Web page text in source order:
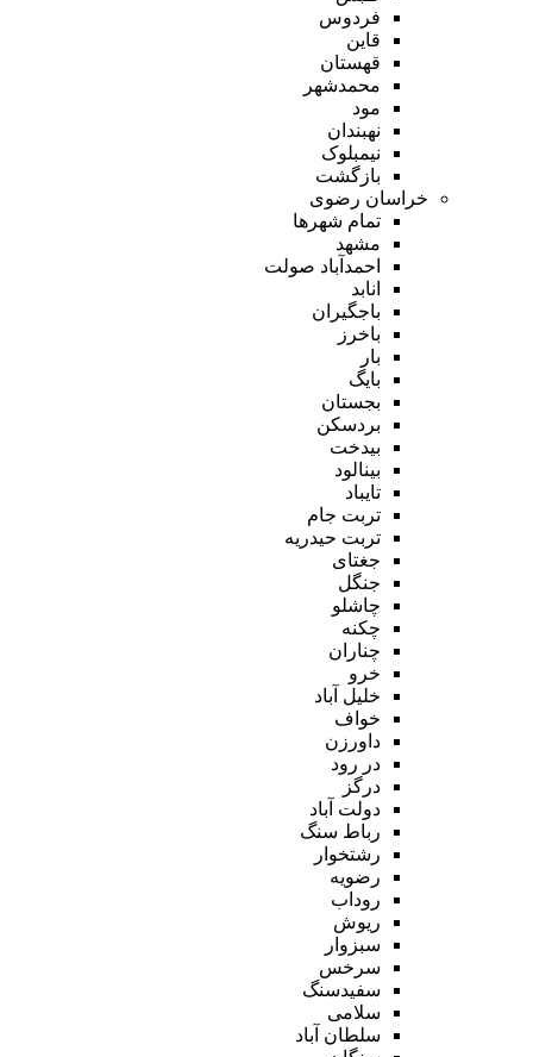
فردوس
قاین
قهستان
محمدشهر
مود
نهبندان
نیمبلوک
بازگشت
خراسان رضوی
تمام شهر‌ها
مشهد
احمدآباد صولت
انابد
باجگیران
باخرز
بار
بایگ
بجستان
بردسکن
بیدخت
بینالود
تایباد
تربت جام
تربت حیدریه
جغتای
جنگل
چاشلو
چکنه
چناران
خرو
خلیل آباد
خواف
داورزن
در رود
درگز
دولت آباد
رباط سنگ
رشتخوار
رضویه
روداب
ریوش
سبزوار
سرخس
سفیدسنگ
سلامی
سلطان آباد